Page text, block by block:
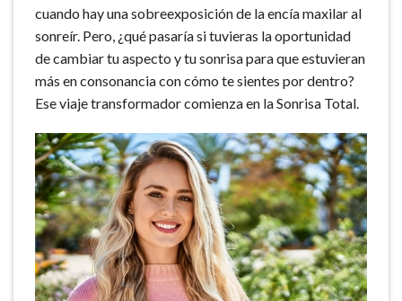
cuando hay una sobreexposición de la encía maxilar al
sonreír. Pero, ¿qué pasaría si tuvieras la oportunidad
de cambiar tu aspecto y tu sonrisa para que estuvieran
más en consonancia con cómo te sientes por dentro?
Ese viaje transformador comienza en la Sonrisa Total.